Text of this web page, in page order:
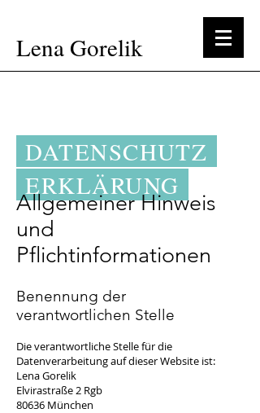
Lena Gorelik
DATENSCHUTZ
ERKLÄRUNG
Allgemeiner Hinweis
und
Pflichtinformationen
Benennung der
verantwortlichen Stelle
Die verantwortliche Stelle für die
Datenverarbeitung auf dieser Website ist:
Lena Gorelik
Elvirastraße 2 Rgb
80636 München